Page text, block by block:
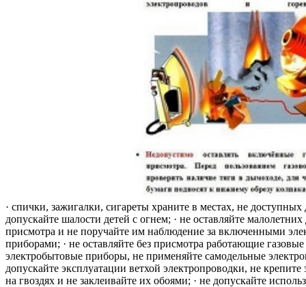
· спички, зажигалки, сигареты храните в местах, не доступных
допускайте шалости детей с огнем; · не оставляйте малолетних
присмотра и не поручайте им наблюдение за включенными
приборами; · не оставляйте без присмотра работающие
электробытовые приборы, не применяйте самодельные
допускайте эксплуатации ветхой электропроводки, не крепите
на гвоздях и не заклеивайте их обоями; · не допускайте